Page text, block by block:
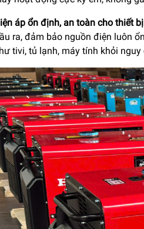
áp ổn định, an toàn cho thiết
ra, đảm bảo nguồn điện luôn
tivi, tủ lạnh, máy tính khỏi